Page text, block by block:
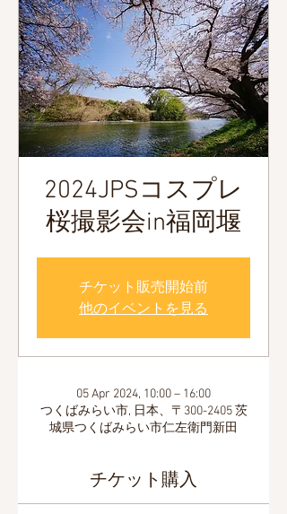
2024JPSコスプレ
桜撮影会in福岡堰
チケット販売開始前
他のイベントを見る
05 Apr 2024, 10:00 – 16:00
つくばみらい市, 日本、〒300-2405 茨
城県つくばみらい市仁左衛門新田
チケット購入